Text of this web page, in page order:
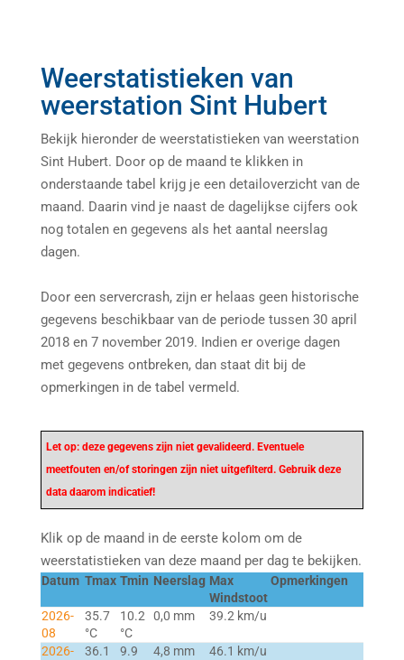
Weerstatistieken van
weerstation Sint Hubert
Bekijk hieronder de weerstatistieken van weerstation
Sint Hubert. Door op de maand te klikken in
onderstaande tabel krijg je een detailoverzicht van de
maand. Daarin vind je naast de dagelijkse cijfers ook
nog totalen en gegevens als het aantal neerslag
dagen.
Door een servercrash, zijn er helaas geen historische
gegevens beschikbaar van de periode tussen 30 april
2018 en 7 november 2019. Indien er overige dagen
met gegevens ontbreken, dan staat dit bij de
opmerkingen in de tabel vermeld.
Let op: deze gegevens zijn niet gevalideerd. Eventuele
meetfouten en/of storingen zijn niet uitgefilterd. Gebruik deze
data daarom indicatief!
Klik op de maand in de eerste kolom om de
weerstatistieken van deze maand per dag te bekijken.
Datum Tmax Tmin Neerslag Max
Windstoot
Opmerkingen
2026-
08
35.7
°C
10.2
°C
0,0 mm 39.2 km/u
2026-
36.1
9.9
4,8 mm 46.1 km/u